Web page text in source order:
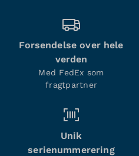
Forsendelse over hele
verden
Med FedEx som
fragtpartner
Unik
serienummerering